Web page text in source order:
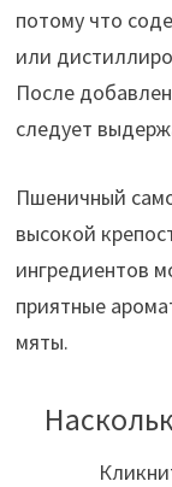
потому что
или
После
следует
Пшеничный
высокой
ингредиентов
приятные
мяты.